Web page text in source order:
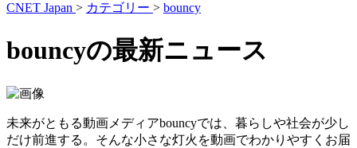
CNET Japan > カテゴリー > bouncy
bouncyの最新ニュース
未来がともる動画メディアbouncyでは、暮らしや社会が少し
だけ前進する。そんな小さな灯火を動画でわかりやすくお届